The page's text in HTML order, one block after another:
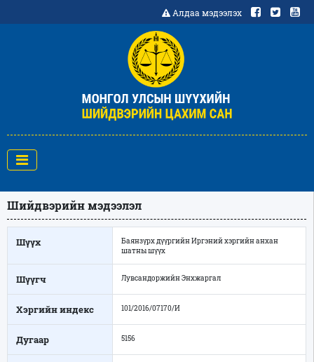
Алдаа мэдээлэх
Шийдвэрийн мэдээлэл
Шүүх
Баянзүрх дүүргийн Иргэний хэргийн анхан
шатны шүүх
Шүүгч Лувсандоржийн Энхжаргал
Хэргийн индекс 101/2016/07170/И
Дугаар 5156